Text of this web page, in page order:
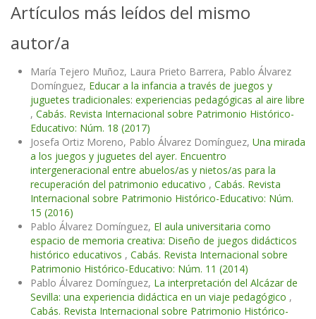
Artículos más leídos del mismo
autor/a
María Tejero Muñoz, Laura Prieto Barrera, Pablo Álvarez
Domínguez, Educar a la infancia a través de juegos y
juguetes tradicionales: experiencias pedagógicas al aire libre
, Cabás. Revista Internacional sobre Patrimonio Histórico-
Educativo: Núm. 18 (2017)
Josefa Ortiz Moreno, Pablo Álvarez Domínguez, Una mirada
a los juegos y juguetes del ayer. Encuentro
intergeneracional entre abuelos/as y nietos/as para la
recuperación del patrimonio educativo , Cabás. Revista
Internacional sobre Patrimonio Histórico-Educativo: Núm.
15 (2016)
Pablo Álvarez Domínguez, El aula universitaria como
espacio de memoria creativa: Diseño de juegos didácticos
histórico educativos , Cabás. Revista Internacional sobre
Patrimonio Histórico-Educativo: Núm. 11 (2014)
Pablo Álvarez Domínguez, La interpretación del Alcázar de
Sevilla: una experiencia didáctica en un viaje pedagógico ,
Cabás. Revista Internacional sobre Patrimonio Histórico-